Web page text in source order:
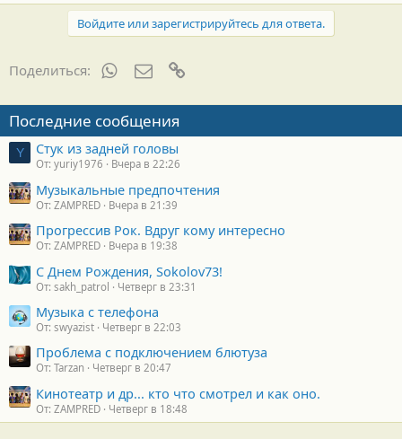
Войдите или зарегистрируйтесь для ответа.
Поделиться: WhatsAppЭлектронная почта
Последние сообщения
Y Стук из задней головы
От: yuriy1976 Вчера в 22:26
Музыкальные предпочтения
От: ZAMPRED Вчера в 21:39
Прогрессив Рок. Вдруг кому интересно
От: ZAMPRED Вчера в 19:38
С Днем Рождения, Sokolov73!
От: sakh_patrol Четверг в 23:31
Музыка с телефона
От: swyazist Четверг в 22:03
Проблема с подключением блютуза
От: Tarzan Четверг в 20:47
Кинотеатр и др... кто что смотрел и как оно.
От: ZAMPRED Четверг в 18:48